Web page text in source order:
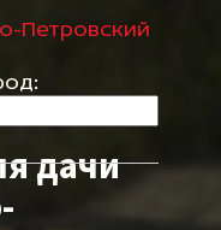
Петровский
дачи